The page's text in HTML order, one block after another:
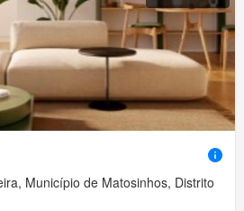
Município de Matosinhos, Distrito